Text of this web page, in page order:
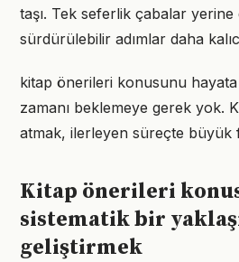
taşı. Tek seferlik çabalar yerine
sürdürülebilir adımlar daha
kitap önerileri konusunu
zamanı beklemeye gerek yok.
atmak, ilerleyen süreçte
Kitap önerileri
sistematik bir
geliştirmek